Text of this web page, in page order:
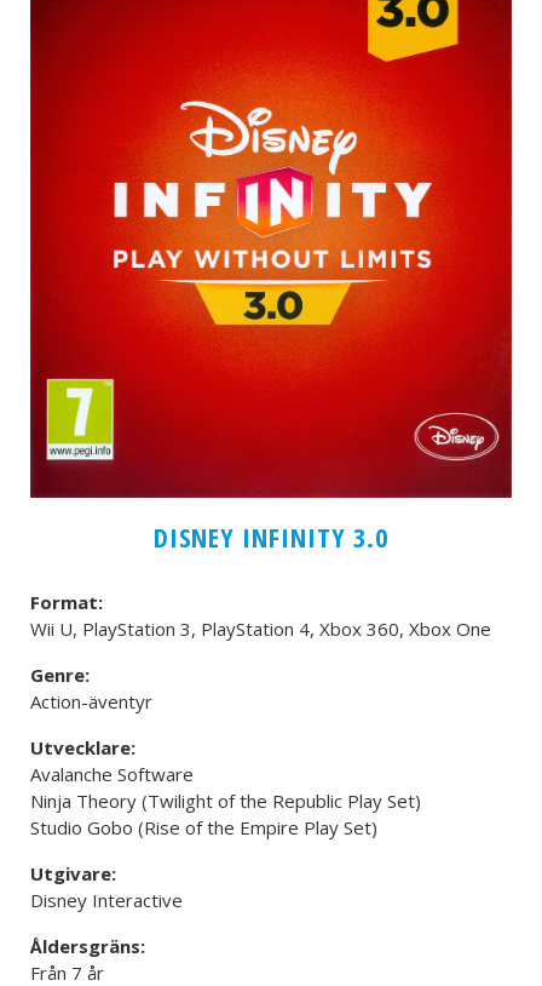
DISNEY INFINITY 3.0
Format:
Wii U, PlayStation 3, PlayStation 4, Xbox 360, Xbox One
Genre:
Action-äventyr
Utvecklare:
Avalanche Software
Ninja Theory (Twilight of the Republic Play Set)
Studio Gobo (Rise of the Empire Play Set)
Utgivare:
Disney Interactive
Åldersgräns:
Från 7 år